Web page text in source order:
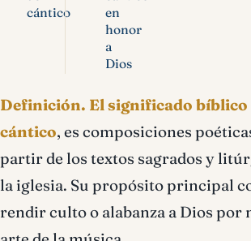
cántico
en
honor
a
Dios
Definición. El significado bíblico
cántico, es composiciones
partir de los textos sagrados y
la iglesia. Su propósito principal
rendir culto o alabanza a Dios por